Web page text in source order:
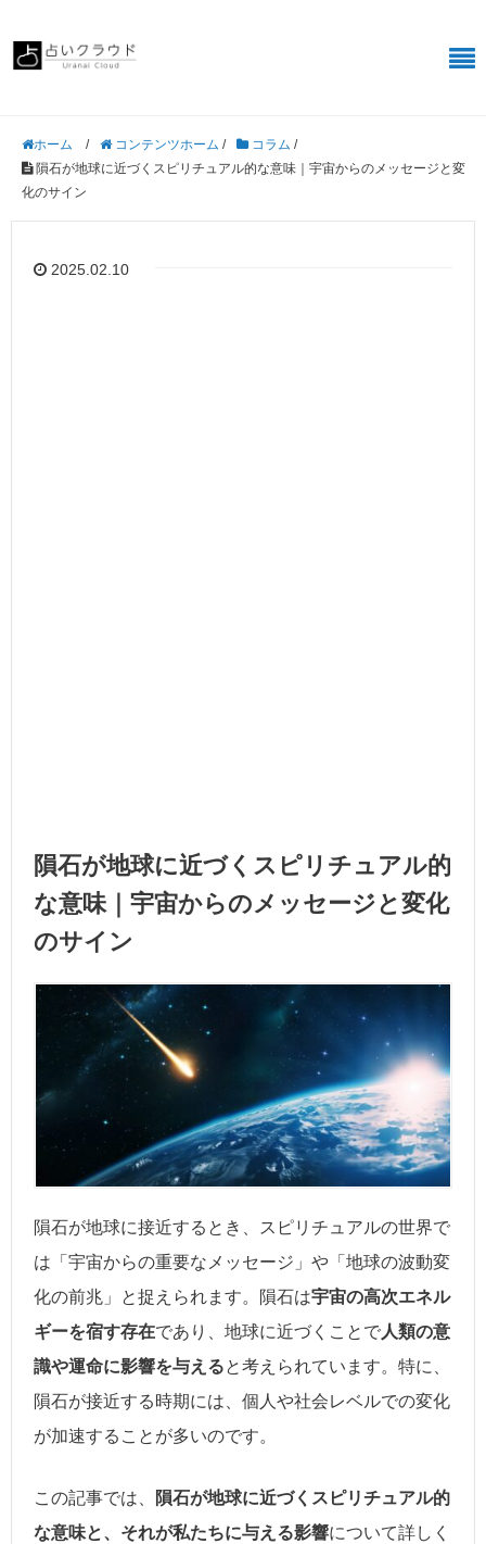
ホーム / コンテンツホーム / コラム /
隕石が地球に近づくスピリチュアル的な意味｜宇宙からのメッセージと変
化のサイン
2025.02.10
隕石が地球に近づくスピリチュアル的
な意味｜宇宙からのメッセージと変化
のサイン
隕石が地球に接近するとき、スピリチュアルの世界で
は「宇宙からの重要なメッセージ」や「地球の波動変
化の前兆」と捉えられます。隕石は宇宙の高次エネル
ギーを宿す存在であり、地球に近づくことで人類の意
識や運命に影響を与えると考えられています。特に、
隕石が接近する時期には、個人や社会レベルでの変化
が加速することが多いのです。
この記事では、
隕石が地球に近づくスピリチュアル的
な意味と、それが私たちに与える影響について詳しく